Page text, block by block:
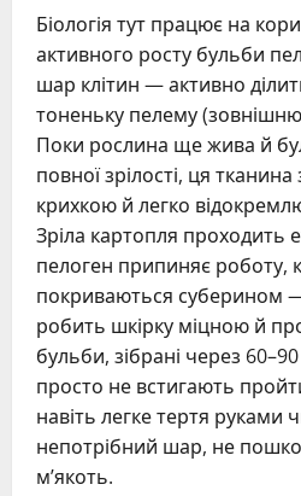
Біологія тут працює на
активного росту бульби
шар клітин — активно
тоненьку пелему
Поки рослина ще жива й
повної зрілості, ця
крихкою й легко
Зріла картопля проходить
пелоген припиняє роботу,
покриваються
робить шкірку міцною й
бульби, зібрані через
просто не встигають
навіть легке тертя руками
непотрібний шар, не
м’якоть.